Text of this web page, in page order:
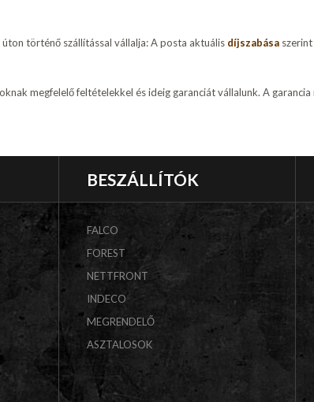
történő szállítással vállalja: A posta aktuális díjszabása szerint
megfelelő feltételekkel és ideig garanciát vállalunk. A
BESZÁLLÍTÓK
FALCO
FOREST
NETTFRONT
INDECO
MEGRENDELŐ
ASZTALOSOK